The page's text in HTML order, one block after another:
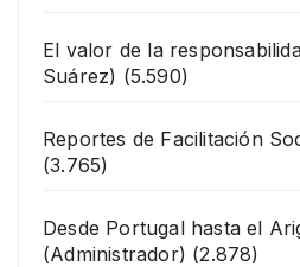
El valor de la
Suárez) (5.590)
Reportes de Facilitación
(3.765)
Desde Portugal hasta el
(Administrador) (2.878)